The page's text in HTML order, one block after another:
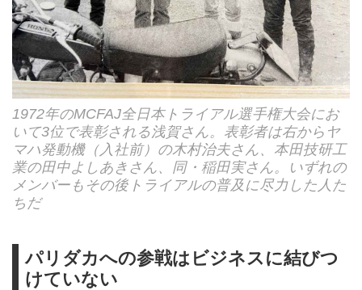
1972年のMCFAJ全日本トライアル選手権大会にお
いて3位で表彰される浅賀さん。表彰者は右からヤ
マハ発動機（入社前）の木村治夫さん、本田技研工
業の田中よしあきさん、同・稲田実さん。いずれの
メンバーもその後トライアルの普及に尽力した人た
ちだ
パリダカへの参戦はビジネスに結びつ
けていない